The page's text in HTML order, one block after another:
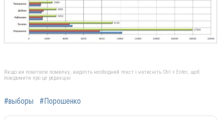
Якщо ви помітили помилку, виділіть необхідний текст і натисніть Ctrl + Enter, щоб
повідомити про це редакцію
#выборы #Порошенко